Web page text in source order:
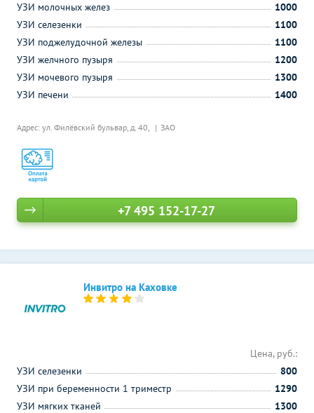
Адрес: ул. Филёвский бульвар, д. 40, ЗАО
УЗИ молочных желез
1000
УЗИ селезенки
1100
УЗИ поджелудочной железы
1100
УЗИ желчного пузыря
1200
УЗИ мочевого пузыря
1300
УЗИ печени
1400
+7 495 152-17-27
Инвитро на Каховке
Цена, руб.:
УЗИ селезенки
800
УЗИ при беременности 1 триместр
1290
УЗИ мягких тканей
1300